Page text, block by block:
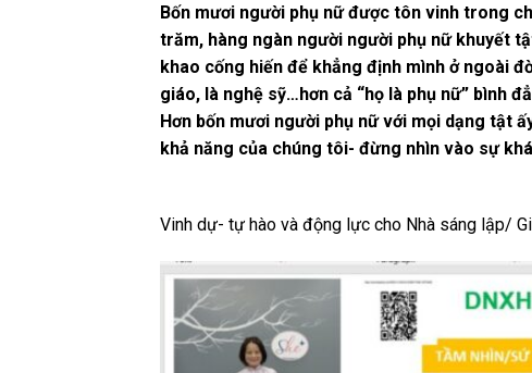
Bốn mươi người phụ nữ được tôn vinh trong
trăm, hàng ngàn người người phụ nữ khuyết
khao cống hiến để khẳng định mình ở ngoài
giáo, là nghệ sỹ…hơn cả “họ là phụ nữ” bình
Hơn bốn mươi người phụ nữ với mọi dạng tật
khả năng của chúng tôi- đừng nhìn vào sự
Vinh dự- tự hào và động lực cho Nhà sáng lập/